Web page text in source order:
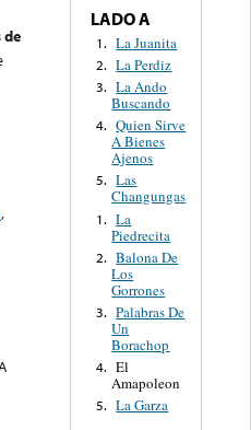
de
,
LADO A
1. La Juanita
2. La Perdiz
3. La Ando
Buscando
4. Quien Sirve
A Bienes
Ajenos
5. Las
Changungas
1. La
Piedrecita
2. Balona De
Los
Gorrones
3. Palabras De
Un
Borachop
4. El
Amapoleon
5. La Garza